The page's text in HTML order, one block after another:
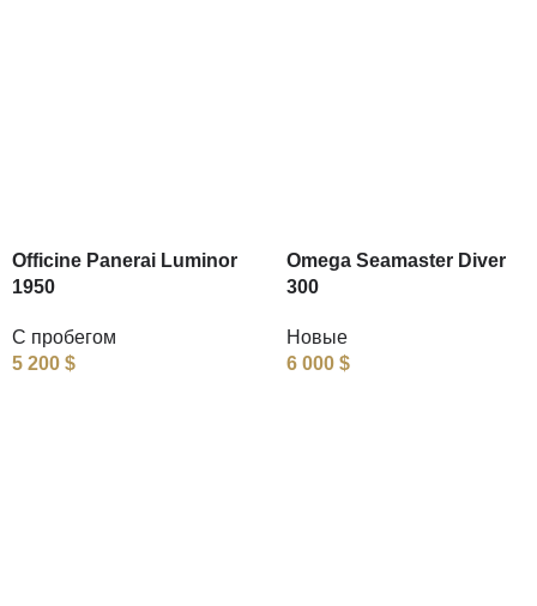
Officine Panerai Luminor
1950
С пробегом
5 200 $
Omega Seamaster Diver
300
Новые
6 000 $